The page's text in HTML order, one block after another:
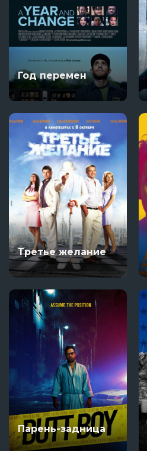
Год перемен
Третье желание
Парень-задница